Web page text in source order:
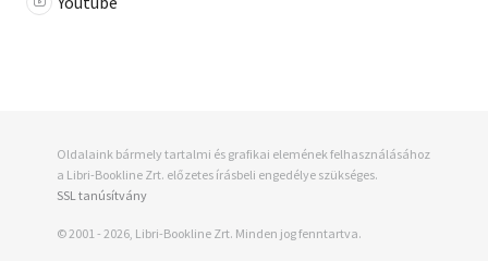
Oldalaink bármely tartalmi és grafikai elemének felhasználásához
a Libri-Bookline Zrt. előzetes írásbeli engedélye szükséges.
SSL tanúsítvány
© 2001 - 2026, Libri-Bookline Zrt. Minden jog fenntartva.